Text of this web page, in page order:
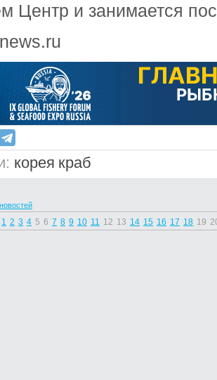
Центр и занимается
корея краб
1 2 3 4 5 6 7 8 9 10 11 12 13 14 15 16 17 18 19